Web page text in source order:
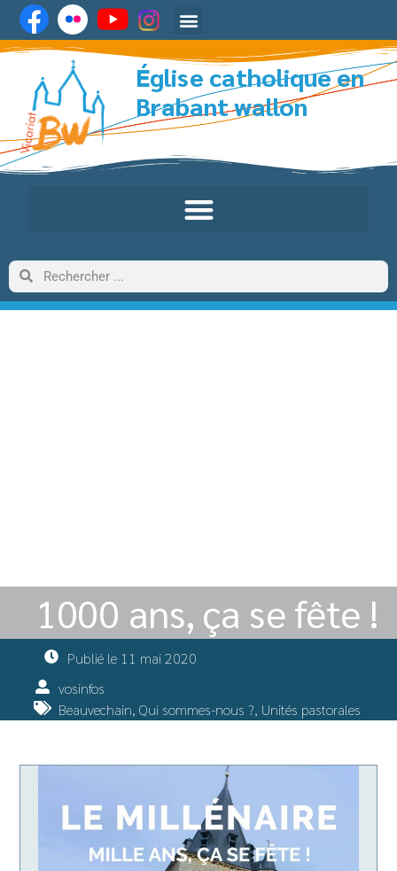
Église catholique en
Brabant wallon
1000 ans, ça se fête !
Publié le 11 mai 2020
vosinfos
Beauvechain, Qui sommes-nous ?, Unités pastorales